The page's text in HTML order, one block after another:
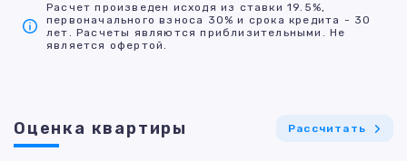
Расчет произведен исходя из ставки 19.5%,
первоначального взноса 30% и срока кредита - 30
лет. Расчеты являются приблизительными. Не
является офертой.
Оценка квартиры Рассчитать